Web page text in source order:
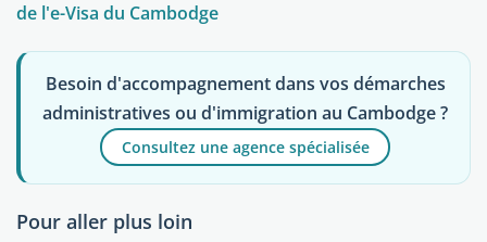
de l'e-Visa du Cambodge
Besoin d'accompagnement dans vos démarches
administratives ou d'immigration au Cambodge ?
Consultez une agence spécialisée
Pour aller plus loin